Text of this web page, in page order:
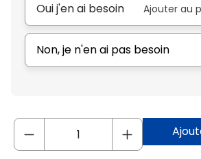
Oui j'en ai besoin Ajouter au
Non, je n'en ai pas besoin